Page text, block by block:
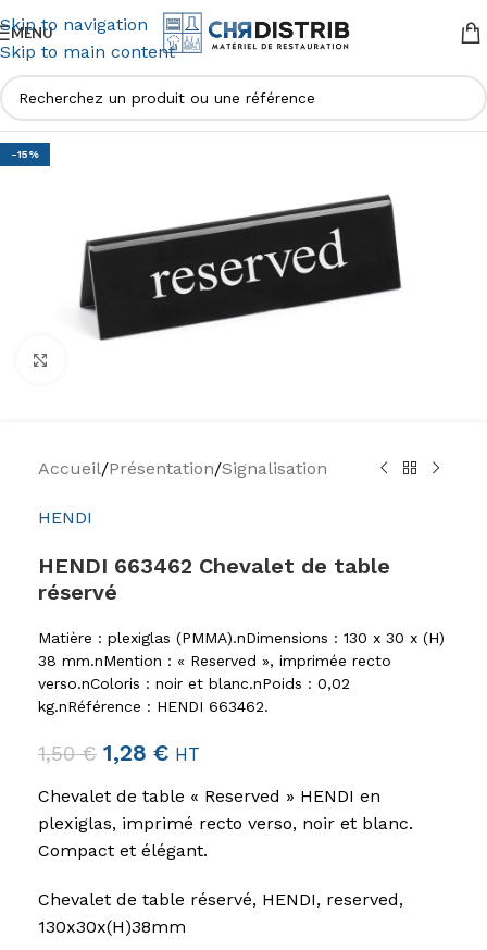
Skip to navigation
Skip to main content
MENU
-15%
Accueil/Présentation/Signalisation
HENDI
HENDI 663462 Chevalet de table
réservé
Matière : plexiglas (PMMA).nDimensions : 130 x 30 x (H)
38 mm.nMention : « Reserved », imprimée recto
verso.nColoris : noir et blanc.nPoids : 0,02
kg.nRéférence : HENDI 663462.
1,50€ 1,28 € HT
Chevalet de table « Reserved » HENDI en
plexiglas, imprimé recto verso, noir et blanc.
Compact et élégant.
Chevalet de table réservé, HENDI, reserved,
130x30x(H)38mm